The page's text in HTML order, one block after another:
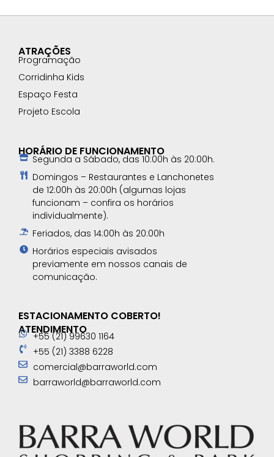
ATRAÇÕES
Programação
Corridinha Kids
Espaço Festa
Projeto Escola
HORÁRIO DE FUNCIONAMENTO
Segunda a Sábado, das 10:00h às 20:00h.
Domingos – Restaurantes e Lanchonetes
de 12:00h às 20:00h (algumas lojas
funcionam – confira os horários
individualmente).
Feriados, das 14:00h às 20:00h
Horários especiais avisados
previamente em nossos canais de
comunicação.​
ESTACIONAMENTO COBERTO!
ATENDIMENTO
+55 (21) 99630 1164
+55 (21) 3388 6228
comercial@barraworld.com
barraworld@barraworld.com